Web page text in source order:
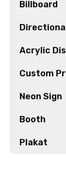
Billboard
Acrylic
Custom
Neon Sign
Booth
Plakat